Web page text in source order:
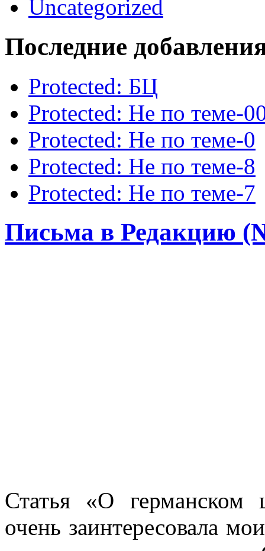
Uncategorized
Последние
Protected: БЦ
Protected: Не по теме-
Protected: Не по теме-0
Protected: Не по теме-8
Protected: Не по теме-7
Письма в Редакцию
Статья «О германском
очень заинтересовала